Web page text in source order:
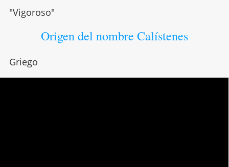
"Vigoroso"
Origen del nombre Calístenes
Griego